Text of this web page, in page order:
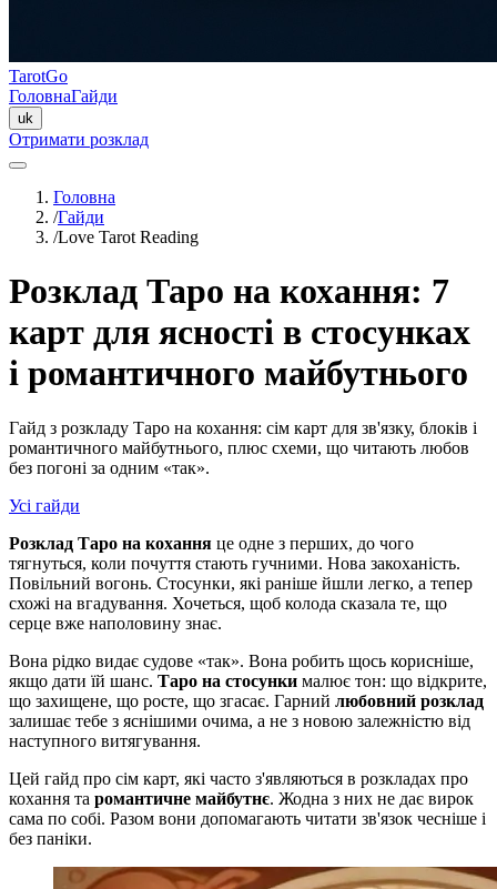
TarotGo
ГоловнаГайди
uk
Отримати розклад
Головна
/Гайди
/Love Tarot Reading
Розклад Таро на кохання: 7
карт для ясності в стосунках
і романтичного майбутнього
Гайд з розкладу Таро на кохання: сім карт для зв'язку, блоків і
романтичного майбутнього, плюс схеми, що читають любов
без погоні за одним «так».
Усі гайди
Розклад Таро на кохання це одне з перших, до чого
тягнуться, коли почуття стають гучними. Нова закоханість.
Повільний вогонь. Стосунки, які раніше йшли легко, а тепер
схожі на вгадування. Хочеться, щоб колода сказала те, що
серце вже наполовину знає.
Вона рідко видає судове «так». Вона робить щось корисніше,
якщо дати їй шанс. Таро на стосунки малює тон: що відкрите,
що захищене, що росте, що згасає. Гарний любовний розклад
залишає тебе з яснішими очима, а не з новою залежністю від
наступного витягування.
Цей гайд про сім карт, які часто з'являються в розкладах про
кохання та романтичне майбутнє. Жодна з них не дає вирок
сама по собі. Разом вони допомагають читати зв'язок чесніше і
без паніки.